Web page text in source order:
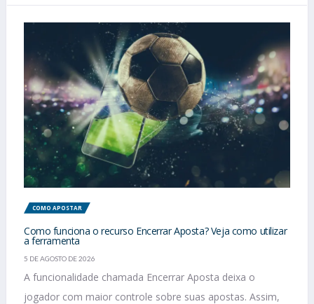
COMO APOSTAR
Como funciona o recurso Encerrar Aposta? Veja como utilizar
a ferramenta
5 DE AGOSTO DE 2026
A funcionalidade chamada Encerrar Aposta deixa o
jogador com maior controle sobre suas apostas. Assim,